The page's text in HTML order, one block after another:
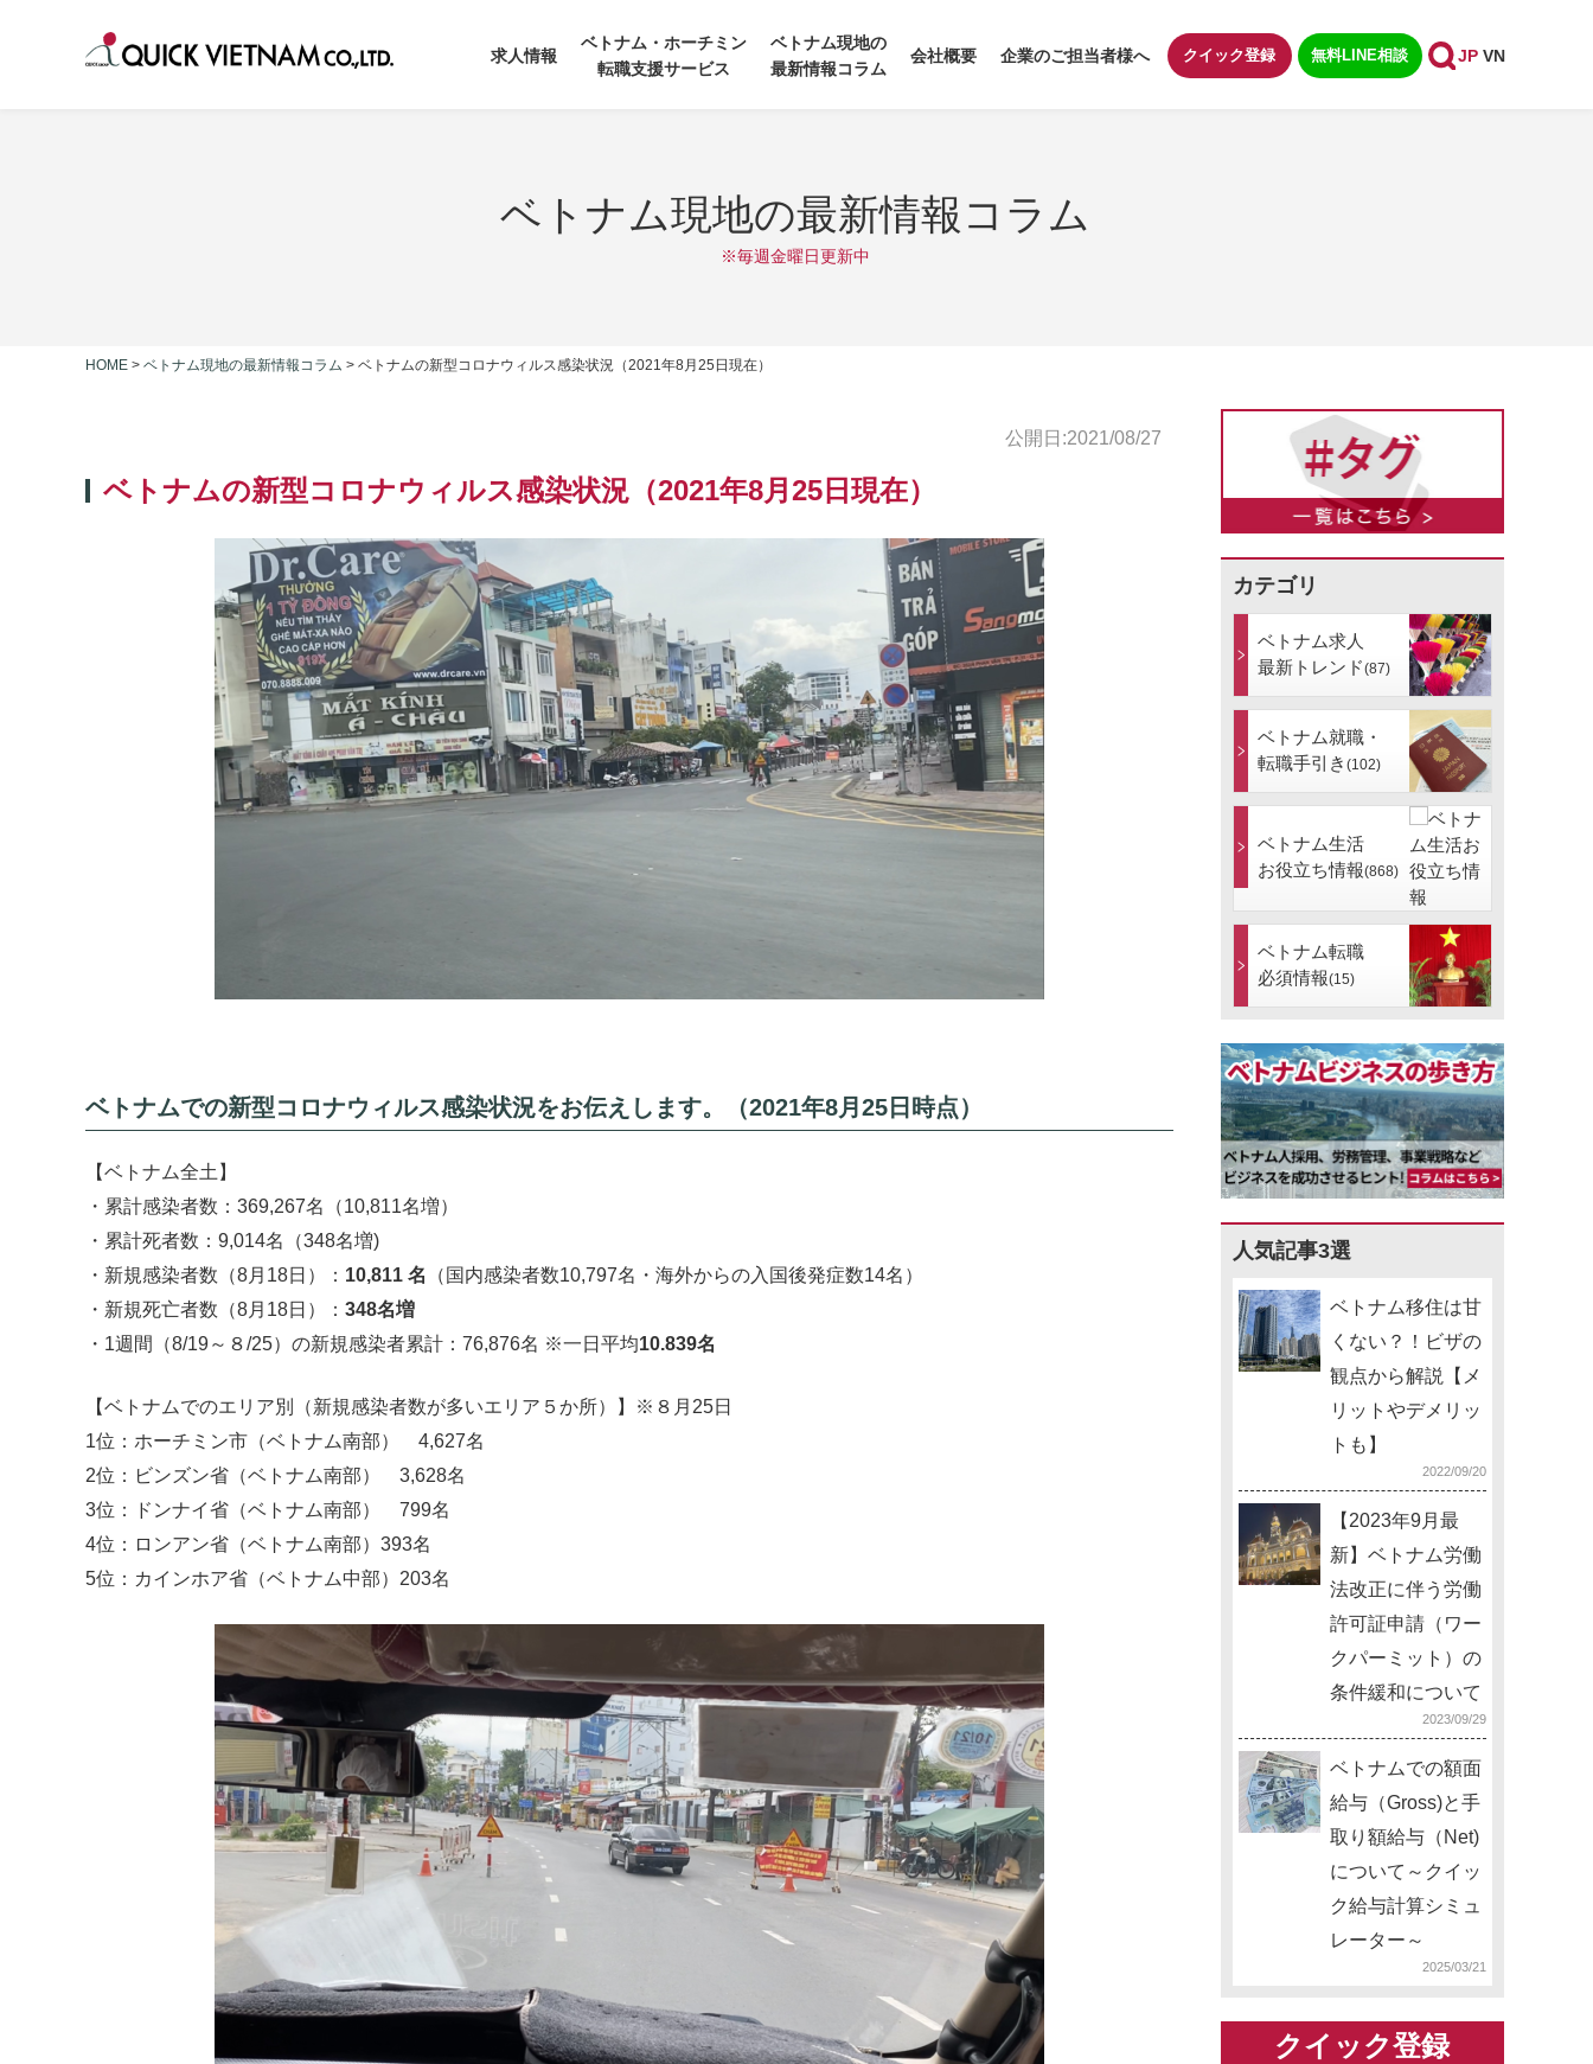
求人情報
ベトナム・ホーチミン
転職支援サービス
ベトナム現地の
最新情報コラム
会社概要 企業のご担当者様へ クイック登録 無料LINE相談 JP VN
ベトナム現地の最新情報コラム
※毎週金曜日更新中
HOME > ベトナム現地の最新情報コラム > ベトナムの新型コロナウィルス感染状況（2021年8月25日現在）
公開日:2021/08/27
ベトナムの新型コロナウィルス感染状況（2021年8月25日現在）
ベトナムでの新型コロナウィルス感染状況をお伝えします。（2021年8月25日時点）
【ベトナム全土】
・累計感染者数：369,267名（10,811名増）
・累計死者数：9,014名（348名増)
・新規感染者数（8月18日）： 10,811 名
（国内感染者数10,797名・海外からの入国後発症数14名）
・新規死亡者数（8月18日）： 348名増
・1週間（8/19～８/25）の新規感染者累計：76,876名 ※一日平均10.839名
【ベトナムでのエリア別（新規感染者数が多いエリア５か所）】※８月25日
1位：ホーチミン市（ベトナム南部） 4,627名
2位：ビンズン省（ベトナム南部） 3,628名
3位：ドンナイ省（ベトナム南部） 799名
4位：ロンアン省（ベトナム南部）393名
5位：カインホア省（ベトナム中部）203名
カテゴリ
ベトナム求人
最新トレンド(87)
ベトナム就職・
転職手引き (102)
ベトナム生活
お役立ち情報(868)
ベトナム転職
必須情報(15)
人気記事3選
ベトナム移住は甘
くない？！ビザの
観点から解説【メ
リットやデメリッ
トも】
2022/09/20
【2023年9月最
新】ベトナム労働
法改正に伴う労働
許可証申請（ワー
クパーミット）の
条件緩和について
2023/09/29
ベトナムでの額面
給与（Gross)と手
取り額給与（Net)
について～クイッ
ク給与計算シミュ
レーター～
2025/03/21
クイック登録